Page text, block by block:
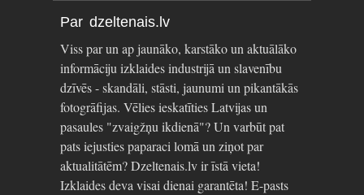
Par dzeltenais.lv
Viss par un ap jaunāko, karstāko un aktuālāko
informāciju izklaides industrijā un slavenību
dzīvēs - skandāli, stāsti, jaunumi un pikantākās
fotogrāfijas. Vēlies ieskatīties Latvijas un
pasaules "zvaigžņu ikdienā"? Un varbūt pat
pats iejusties paparaci lomā un ziņot par
aktualitātēm? Dzeltenais.lv ir īstā vieta!
Izklaides deva visai dienai garantēta! E-pasts